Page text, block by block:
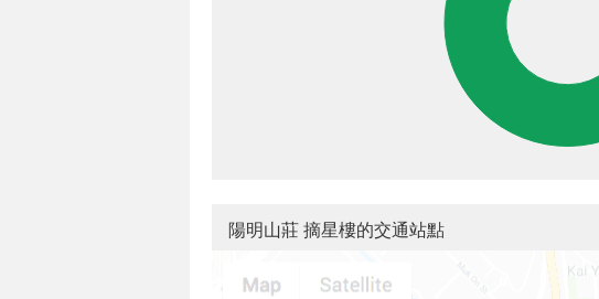
陽明山莊 摘星樓的交通站點